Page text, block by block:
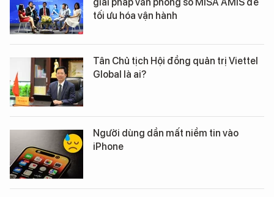
tối ưu hóa vận hành
Tân Chủ tịch Hội đồng quản trị Viettel
Global là ai?
Người dùng dần mất niềm tin vào
iPhone